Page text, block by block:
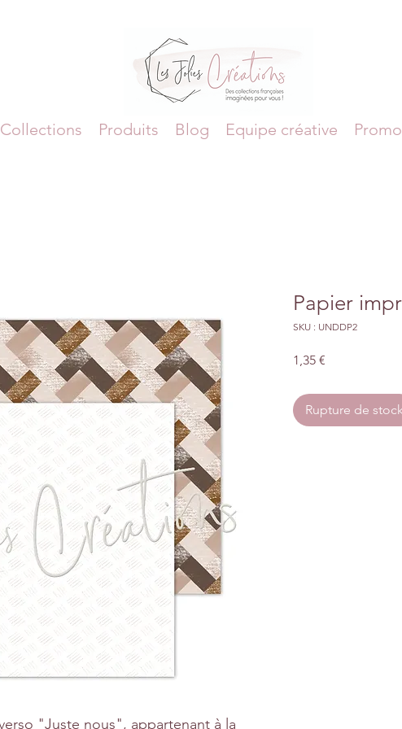
Collections Produits Blog Equipe créative
"Juste nous", appartenant à la
Papier
SKU : UNDDP2
1,35 €
Rupture de